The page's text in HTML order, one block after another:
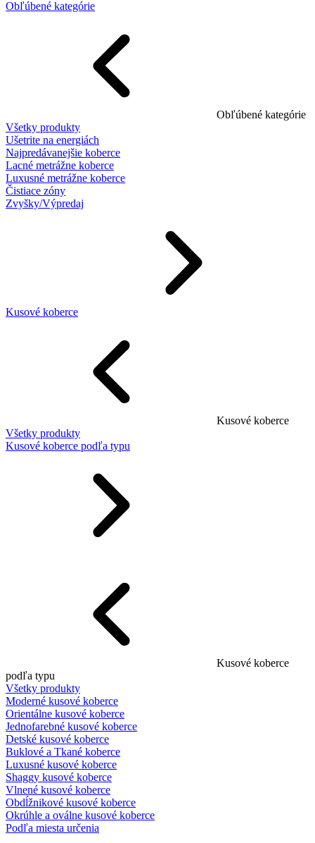
Obľúbené kategórie
Obľúbené kategórie
Všetky produkty
Ušetrite na energiách
Najpredávanejšie koberce
Lacné metrážne koberce
Luxusné metrážne koberce
Čistiace zóny
Zvyšky/Výpredaj
Kusové koberce
Kusové koberce
Všetky produkty
Kusové koberce podľa typu
Kusové koberce
podľa typu
Všetky produkty
Moderné kusové koberce
Orientálne kusové koberce
Jednofarebné kusové koberce
Detské kusové koberce
Buklové a Tkané koberce
Luxusné kusové koberce
Shaggy kusové koberce
Vlnené kusové koberce
Obdĺžnikové kusové koberce
Okrúhle a oválne kusové koberce
Podľa miesta určenia